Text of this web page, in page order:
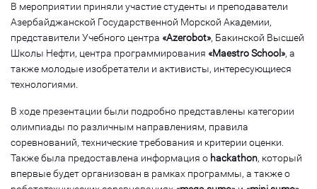
В мероприятии приняли участие студенты и преподаватели
Азербайджанской Государственной Морской Академии,
представители Учебного центра «Azerobot», Бакинской Высшей
Школы Нефти, центра программирования «Maestro School», а
также молодые изобретатели и активисты, интересующиеся
технологиями.
В ходе презентации были подробно представлены категории
олимпиады по различным направлениям, правила
соревнований, технические требования и критерии оценки.
Также была предоставлена информация о hackathon, который
впервые будет организован в рамках программы, а также о